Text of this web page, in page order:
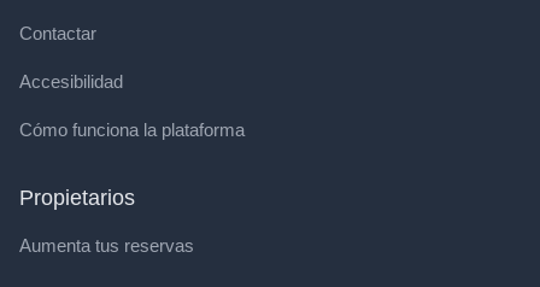
Contactar
Accesibilidad
Cómo funciona la plataforma
Propietarios
Aumenta tus reservas